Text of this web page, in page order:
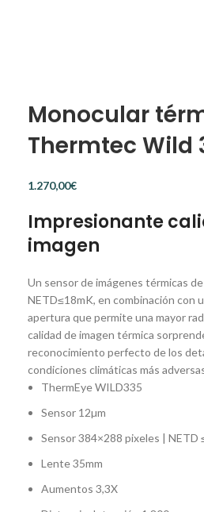
Monocular
Thermtec Wild
€
Impresionante
imagen
Un sensor de imágenes térmicas
NETD≤18mK, en combinación con
apertura que permite una mayor
calidad de imagen térmica
reconocimiento perfecto de los
condiciones climáticas más
ThermEye WILD335
Sensor 12µm
Sensor 384×288 pixeles | NETD
Lente 35mm
Aumentos 3,3X